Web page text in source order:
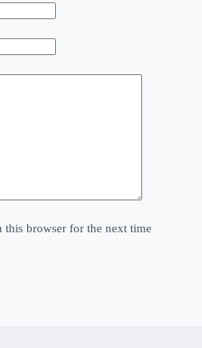
this browser for the next time